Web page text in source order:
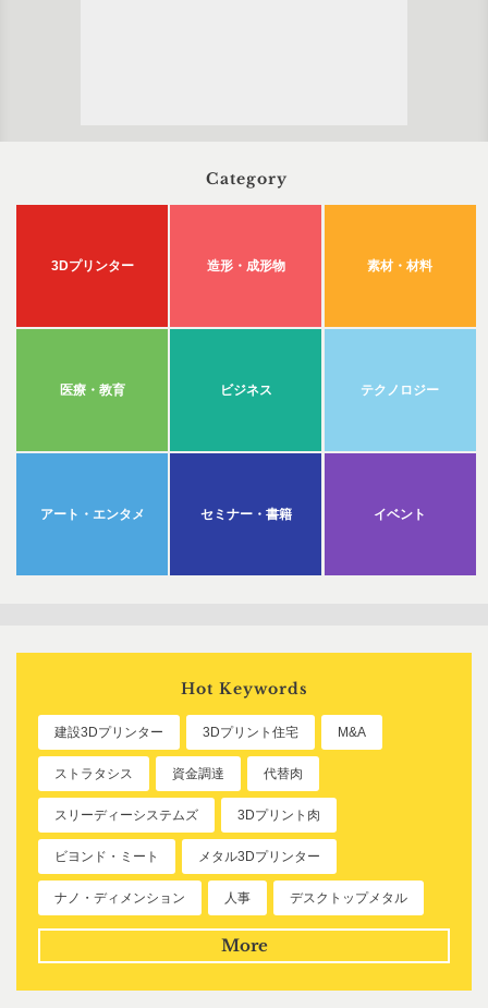
Category
3Dプリンター 造形・成形物 素材・材料
医療・教育 ビジネス テクノロジー
アート・エンタメ セミナー・書籍 イベント
Hot Keywords
建設3Dプリンター 3Dプリント住宅 M&A
ストラタシス 資金調達 代替肉
スリーディーシステムズ 3Dプリント肉
ビヨンド・ミート メタル3Dプリンター
ナノ・ディメンション 人事 デスクトップメタル
More